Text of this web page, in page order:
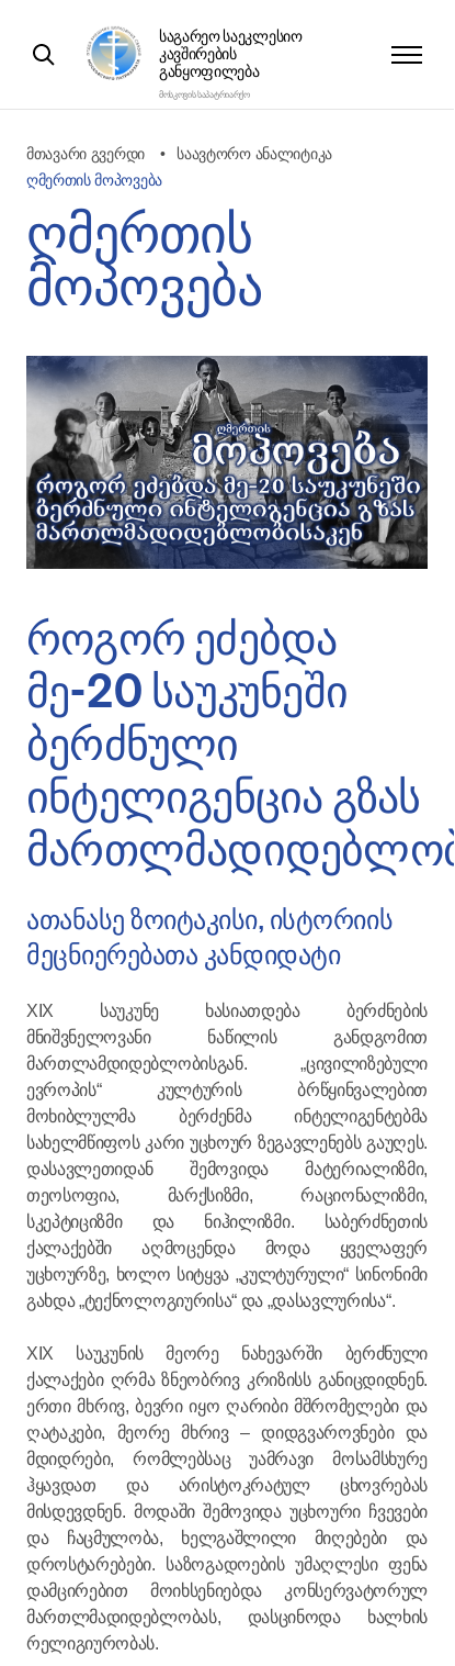
ᲡᲐᲒᲐᲠᲔᲝ ᲡᲐᲔᲙᲚᲔᲡᲘᲝ
ᲙᲐᲕᲨᲘᲠᲔᲑᲘᲡ
ᲒᲐᲜᲧᲝᲤᲘᲚᲔᲑᲐ
ᲛᲝᲡᲙᲝᲕᲘᲡ ᲡᲐᲞᲐᲢᲠᲘᲐᲠᲥᲝ
მთავარი გვერდი
საავტორო ანალიტიკა
ღმერთის მოპოვება
ღმერთის
მოპოვება
როგორ ეძებდა
მე-20 საუკუნეში
ბერძნული
ინტელიგენცია გზას
ათანასე ზოიტაკისი, ისტორიის
მეცნიერებათა კანდიდატი
XIX საუკუნე ხასიათდება ბერძნების
მნიშვნელოვანი ნაწილის განდგომით
მართლამდიდებლობისგან. „ცივილიზებული
ევროპის“ კულტურის ბრწყინვალებით
მოხიბლულმა ბერძენმა ინტელიგენტებმა
სახელმწიფოს კარი უცხოურ ზეგავლენებს გაუღეს.
დასავლეთიდან შემოვიდა მატერიალიზმი,
თეოსოფია, მარქსიზმი, რაციონალიზმი,
სკეპტიციზმი და ნიჰილიზმი. საბერძნეთის
ქალაქებში აღმოცენდა მოდა ყველაფერ
უცხოურზე, ხოლო სიტყვა „კულტურული“ სინონიმი
გახდა „ტექნოლოგიურისა“ და „დასავლურისა“.
XIX საუკუნის მეორე ნახევარში ბერძნული
ქალაქები ღრმა ზნეობრივ კრიზისს განიცდიდნენ.
ერთი მხრივ, ბევრი იყო ღარიბი მშრომელები და
ღატაკები, მეორე მხრივ – დიდგვაროვნები და
მდიდრები, რომლებსაც უამრავი მოსამსხურე
ჰყავდათ და არისტოკრატულ ცხოვრებას
მისდევდნენ. მოდაში შემოვიდა უცხოური ჩვევები
და ჩაცმულობა, ხელგაშლილი მიღებები და
დროსტარებები. საზოგადოების უმაღლესი ფენა
დამცირებით მოიხსენიებდა კონსერვატორულ
მართლმადიდებლობას, დასცინოდა ხალხის
რელიგიურობას.